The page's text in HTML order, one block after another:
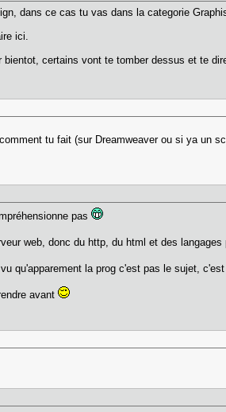
dans ce cas tu vas dans la categorie
ici.
certains vont te tomber dessus et te
tu fait (sur Dreamweaver ou si ya un
pas
web, donc du http, du html et des
qu'apparement la prog c'est pas le sujet,
avant